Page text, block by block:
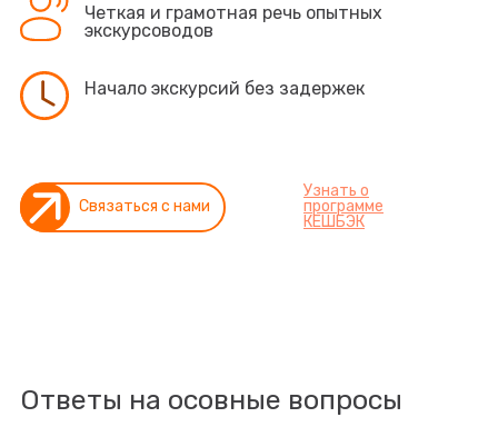
Четкая и грамотная речь опытных
экскурсоводов
Начало экскурсий без задержек
Узнать о
программе
КEШБЭК
Связаться с нами
Ответы на осовные вопросы